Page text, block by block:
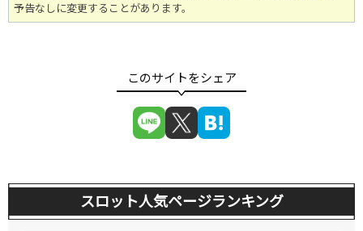
予告なしに変更することがあります。
スロット人気ページランキング